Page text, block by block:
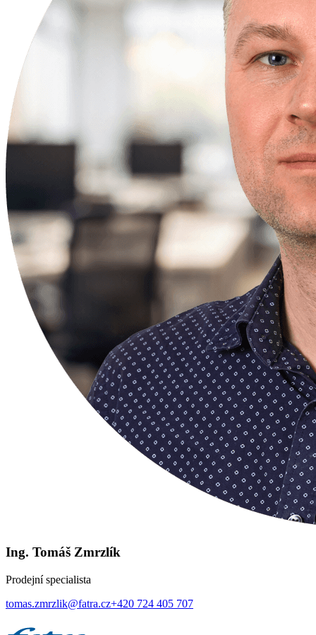
Ing. Tomáš Zmrzlík
Prodejní specialista
tomas.zmrzlik@fatra.cz+420 724 405 707